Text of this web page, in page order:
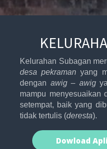
Kelurahan Subagan
desa pekraman yang
dengan awig – awig
mampu menyesuaikan
setempat, baik yang
tidak tertulis (deresta).
Dowload